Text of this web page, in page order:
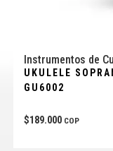
Instrumentos de
UKULELE
GU6002
$189.000 COP